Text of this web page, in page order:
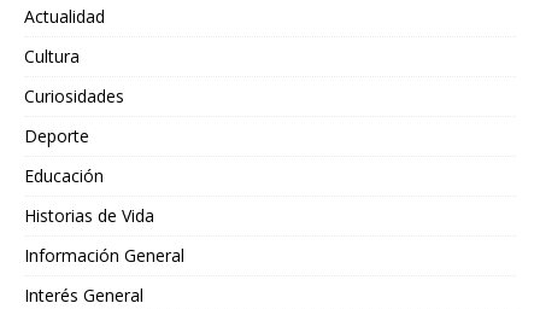
Actualidad
Cultura
Curiosidades
Deporte
Educación
Historias de Vida
Información General
Interés General